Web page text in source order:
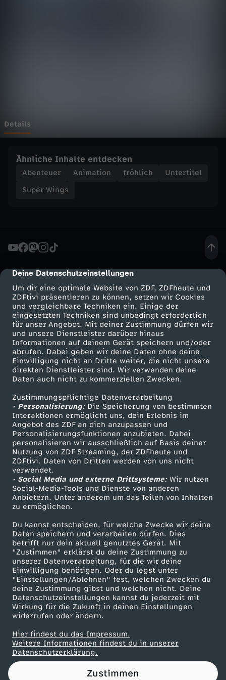
cmp-dialog-description
Deine Datenschutzeinstellungen
Um dir eine optimale Website von ZDF, ZDFheute und
ZDFtivi präsentieren zu können, setzen wir Cookies
und vergleichbare Techniken ein. Einige der
eingesetzten Techniken sind unbedingt erforderlich
für unser Angebot. Mit deiner Zustimmung dürfen wir
und unsere Dienstleister darüber hinaus
Informationen auf deinem Gerät speichern und/oder
abrufen. Dabei geben wir deine Daten ohne deine
Einwilligung nicht an Dritte weiter, die nicht unsere
direkten Dienstleister sind. Wir verwenden deine
Daten auch nicht zu kommerziellen Zwecken.
Zustimmungspflichtige Datenverarbeitung
• Personalisierung:Die Speicherung von bestimmten
Interaktionen ermöglicht uns, dein Erlebnis im
Angebot des ZDF an dich anzupassen und
Personalisierungsfunktionen anzubieten. Dabei
personalisieren wir ausschließlich auf Basis deiner
Nutzung von ZDF Streaming, der ZDFheute und
ZDFtivi. Daten von Dritten werden von uns nicht
verwendet.
• Social Media und externe Drittsysteme:Wir nutzen
Social-Media-Tools und Dienste von anderen
Anbietern. Unter anderem um das Teilen von Inhalten
zu ermöglichen.
Du kannst entscheiden, für welche Zwecke wir deine
Daten speichern und verarbeiten dürfen. Dies
betrifft nur dein aktuell genutztes Gerät. Mit
"Zustimmen" erklärst du deine Zustimmung zu
unserer Datenverarbeitung, für die wir deine
Einwilligung benötigen. Oder du legst unter
"Einstellungen/Ablehnen" fest, welchen Zwecken du
deine Zustimmung gibst und welchen nicht. Deine
Datenschutzeinstellungen kannst du jederzeit mit
Wirkung für die Zukunft in deinen Einstellungen
widerrufen oder ändern.
Hier findest du das Impressum.
Weitere Informationen findest du in unserer
Datenschutzerklärung.
Zustimmen
e
i
t
e
P
i
n
g
u
i
n
e
Details
Ähnliche Inhalte entdecken
Abenteuer Animation fröhlich
Untertitel
Super Wings
Mehr ZDF
ZDF-Apps
Smart TV
ZDFtext
Livestreams
Sendungen A-Z
TV-Programm
Service
ZDFmitreden
Kontakt zum ZDF
Tickets
Zuschauerservice
Hilfe
ZDF Unternehmen
Karriere
ZDF goes Schule
Werbefernsehen
Mainzelmännchen
Partner